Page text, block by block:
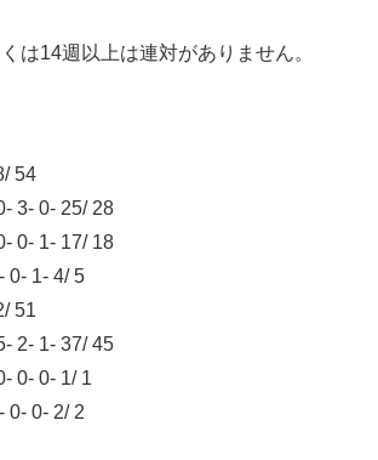
は14週以上は連対がありません。
54
3- 0- 25/ 28
0- 1- 17/ 18
0- 1- 4/ 5
51
2- 1- 37/ 45
0- 0- 1/ 1
0- 0- 2/ 2